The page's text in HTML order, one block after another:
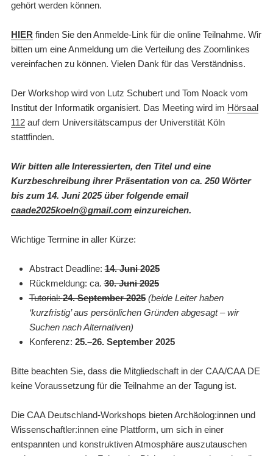
gehört werden können.
HIER finden Sie den Anmelde-Link für die online Teilnahme. Wir
bitten um eine Anmeldung um die Verteilung des Zoomlinkes
vereinfachen zu können. Vielen Dank für das Verständniss.
Der Workshop wird von Lutz Schubert und Tom Noack vom
Institut der Informatik organisiert. Das Meeting wird im Hörsaal
112auf dem Universitätscampus der Universtität Köln
stattfinden.
Wir bitten alle Interessierten, den Titel und eine
Kurzbeschreibung ihrer Präsentation von ca. 250 Wörter
bis zum 14. Juni 2025 über folgende email
caade2025koeln@gmail.comeinzureichen.
Wichtige Termine in aller Kürze:
Abstract Deadline:14. Juni 2025
Rückmeldung: ca.30. Juni 2025
Tutorial:24. September 2025 (beide Leiter haben
‘kurzfristig’ aus persönlichen Gründen abgesagt – wir
Suchen nach Alternativen)
Konferenz: 25.–26. September 2025
Bitte beachten Sie, dass die Mitgliedschaft in der CAA/CAA DE
keine Voraussetzung für die Teilnahme an der Tagung ist.
Die CAA Deutschland-Workshops bieten Archäolog:innen und
Wissenschaftler:innen eine Plattform, um sich in einer
entspannten und konstruktiven Atmosphäre auszutauschen